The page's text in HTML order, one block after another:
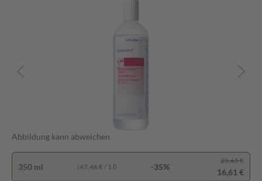
Abbildung kann abweichen
350 ml (47,46 € / 1 l) -35%
25,65 €
16,61 €